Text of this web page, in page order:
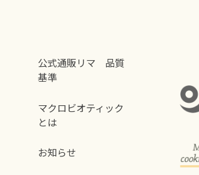
公式通販リマ 品質
基準
マクロビオティック
とは
お知らせ